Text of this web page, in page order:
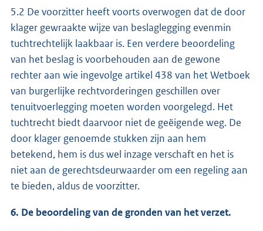
5.2 De voorzitter heeft voorts overwogen dat de door
klager gewraakte wijze van beslaglegging evenmin
tuchtrechtelijk laakbaar is. Een verdere beoordeling
van het beslag is voorbehouden aan de gewone
rechter aan wie ingevolge artikel 438 van het Wetboek
van burgerlijke rechtvorderingen geschillen over
tenuitvoerlegging moeten worden voorgelegd. Het
tuchtrecht biedt daarvoor niet de geëigende weg. De
door klager genoemde stukken zijn aan hem
betekend, hem is dus wel inzage verschaft en het is
niet aan de gerechtsdeurwaarder om een regeling aan
te bieden, aldus de voorzitter.
6. De beoordeling van de gronden van het verzet.